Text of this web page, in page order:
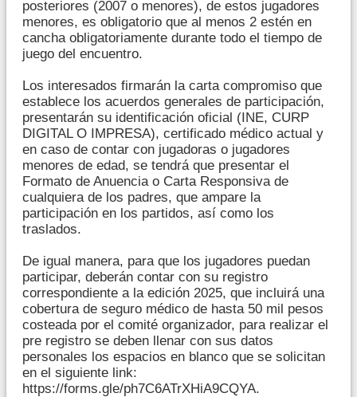
posteriores (2007 o menores), de estos jugadores
menores, es obligatorio que al menos 2 estén en
cancha obligatoriamente durante todo el tiempo de
juego del encuentro.
Los interesados firmarán la carta compromiso que
establece los acuerdos generales de participación,
presentarán su identificación oficial (INE, CURP
DIGITAL O IMPRESA), certificado médico actual y
en caso de contar con jugadoras o jugadores
menores de edad, se tendrá que presentar el
Formato de Anuencia o Carta Responsiva de
cualquiera de los padres, que ampare la
participación en los partidos, así como los
traslados.
De igual manera, para que los jugadores puedan
participar, deberán contar con su registro
correspondiente a la edición 2025, que incluirá una
cobertura de seguro médico de hasta 50 mil pesos
costeada por el comité organizador, para realizar el
pre registro se deben llenar con sus datos
personales los espacios en blanco que se solicitan
en el siguiente link:
https://forms.gle/ph7C6ATrXHiA9CQYA.